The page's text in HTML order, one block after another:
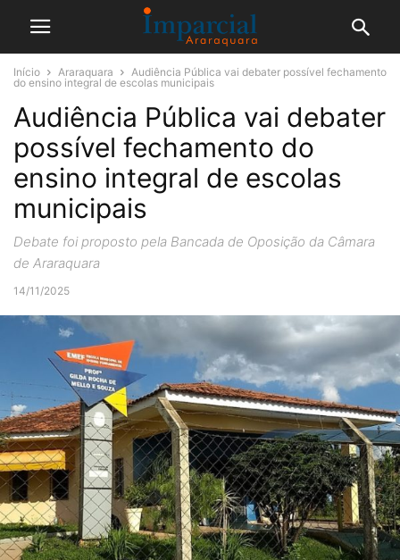
Início Araraquara
Audiência Pública vai debater possível fechamento
do ensino integral de escolas municipais
Audiência Pública vai debater
possível fechamento do
ensino integral de escolas
municipais
Debate foi proposto pela Bancada de Oposição da Câmara
de Araraquara
14/11/2025